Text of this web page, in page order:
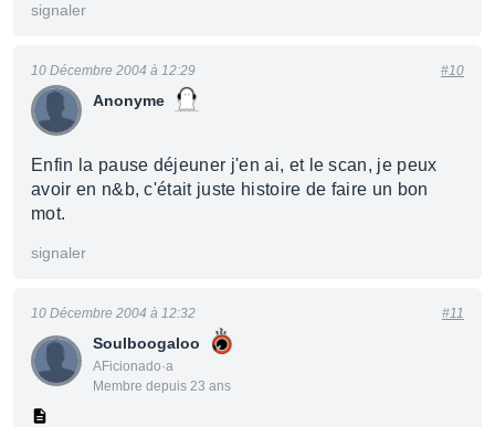
signaler
Anonyme
10 Décembre 2004 à 12:29 #10
Enfin la pause déjeuner j'en ai, et le scan, je peux
avoir en n&b, c'était juste histoire de faire un bon
mot.
signaler
Soulboogaloo
AFicionado·a
Membre depuis 23 ans
10 Décembre 2004 à 12:32 #11